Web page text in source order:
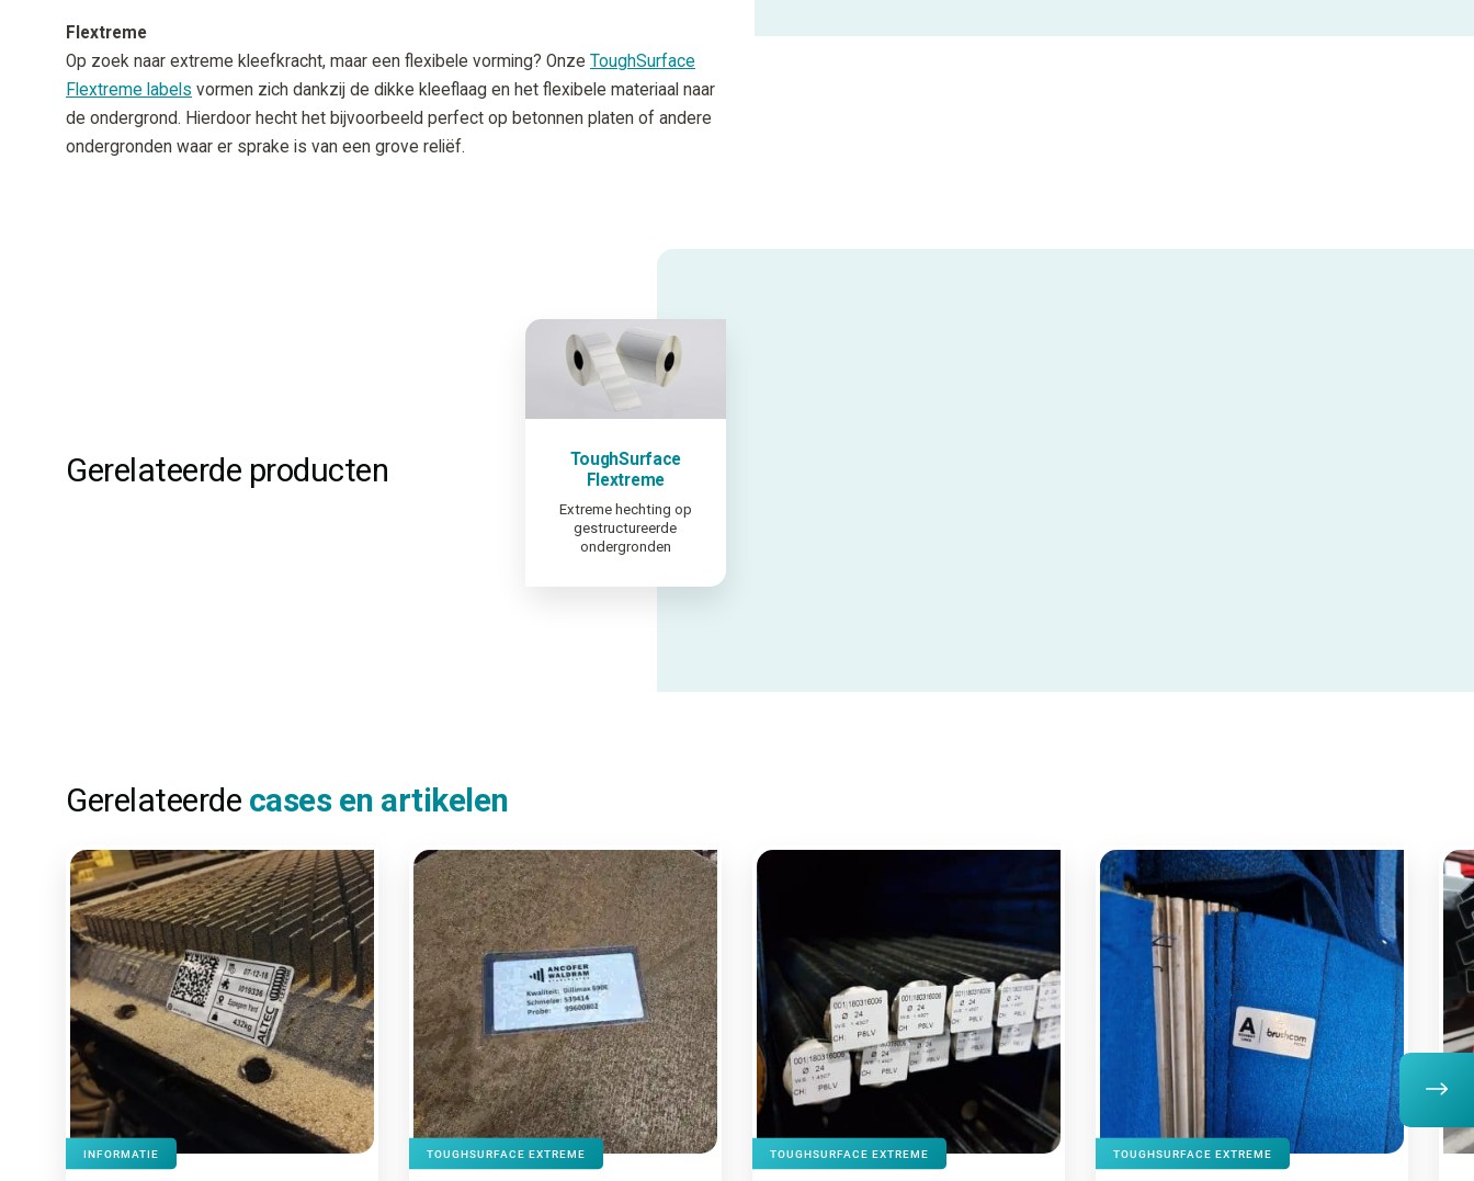
Flextreme
Op zoek naar extreme kleefkracht, maar een flexibele vorming? Onze ToughSurface
Flextreme labels vormen zich dankzij de dikke kleeflaag en het flexibele materiaal naar
de ondergrond. Hierdoor hecht het bijvoorbeeld perfect op betonnen platen of andere
ondergronden waar er sprake is van een grove reliëf.
Gerelateerde producten
ToughSurface
Flextreme
Extreme hechting op
gestructureerde
ondergronden
Gerelateerde cases en artikelen
INFORMATIE TOUGHSURFACE EXTREME TOUGHSURFACE EXTREME TOUGHSURFACE EXTREME